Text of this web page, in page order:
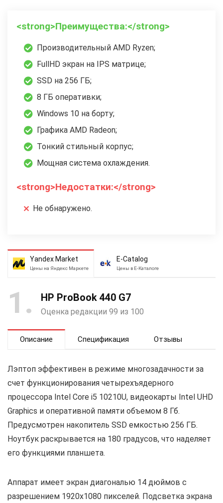
<strong>Преимущества:</strong>
Производительный AMD Ryzen;
FullHD экран на IPS матрице;
SSD на 256 ГБ;
8 ГБ оперативки;
Windows 10 на борту;
Графика AMD Radeon;
Тонкий стильный корпус;
Мощная система охлаждения.
<strong>Недостатки:</strong>
Не обнаружено.
Yandex Market
Цены на Яндекс Маркете
E-Catalog
Цены в Е-Каталоге
1 HP ProBook 440 G7
Оценка редакции 99 из 100
Описание Спецификация Отзывы
Лэптоп эффективен в режиме многозадачности за
счет функционирования четырехъядерного
процессора Intel Core i5 10210U, видеокарты Intel UHD
Graphics и оперативной памяти объемом 8 Гб.
Предусмотрен накопитель SSD емкостью 256 ГБ.
Ноутбук раскрывается на 180 градусов, что наделяет
его функциями планшета.
Аппарат имеет экран диагональю 14 дюймов с
разрешением 1920х1080 пикселей. Подсветка экрана